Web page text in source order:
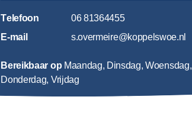
Telefoon
06 81364455
E-mail s.overmeire@koppelswoe.nl
Bereikbaar op Maandag, Dinsdag, Woensdag,
Donderdag, Vrijdag